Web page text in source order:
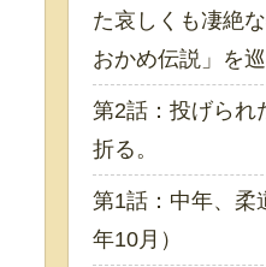
た哀しくも凄絶
おかめ伝説」を
第2話：投げられ
折る。
第1話：中年、柔
年10月）